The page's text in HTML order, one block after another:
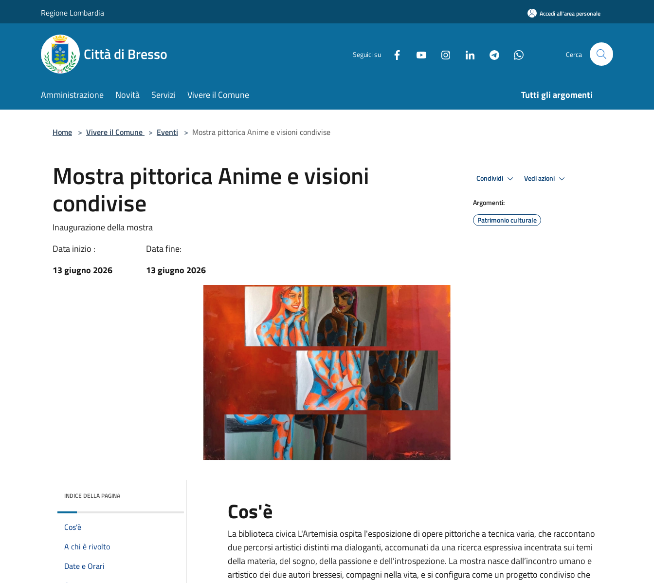
Regione Lombardia Accedi all'area personale
Città di Bresso Seguici su Cerca
Amministrazione Novità Servizi Vivere il Comune Tutti gli argomenti
Home > Vivere il Comune > Eventi > Mostra pittorica Anime e visioni condivise
Mostra pittorica Anime e visioni
condivise
Inaugurazione della mostra
Data inizio :
13 giugno 2026
Data fine:
13 giugno 2026
Condividi Vedi azioni
Argomenti:
Patrimonio culturale
INDICE DELLA PAGINA
Cos'è
A chi è rivolto
Date e Orari
Cos'è
La biblioteca civica L'Artemisia ospita l'esposizione di opere pittoriche a tecnica varia, che raccontano
due percorsi artistici distinti ma dialoganti, accomunati da una ricerca espressiva incentrata sui temi
della materia, del sogno, della passione e dell’introspezione. La mostra nasce dall’incontro umano e
artistico dei due autori bressesi, compagni nella vita, e si configura come un progetto condiviso che